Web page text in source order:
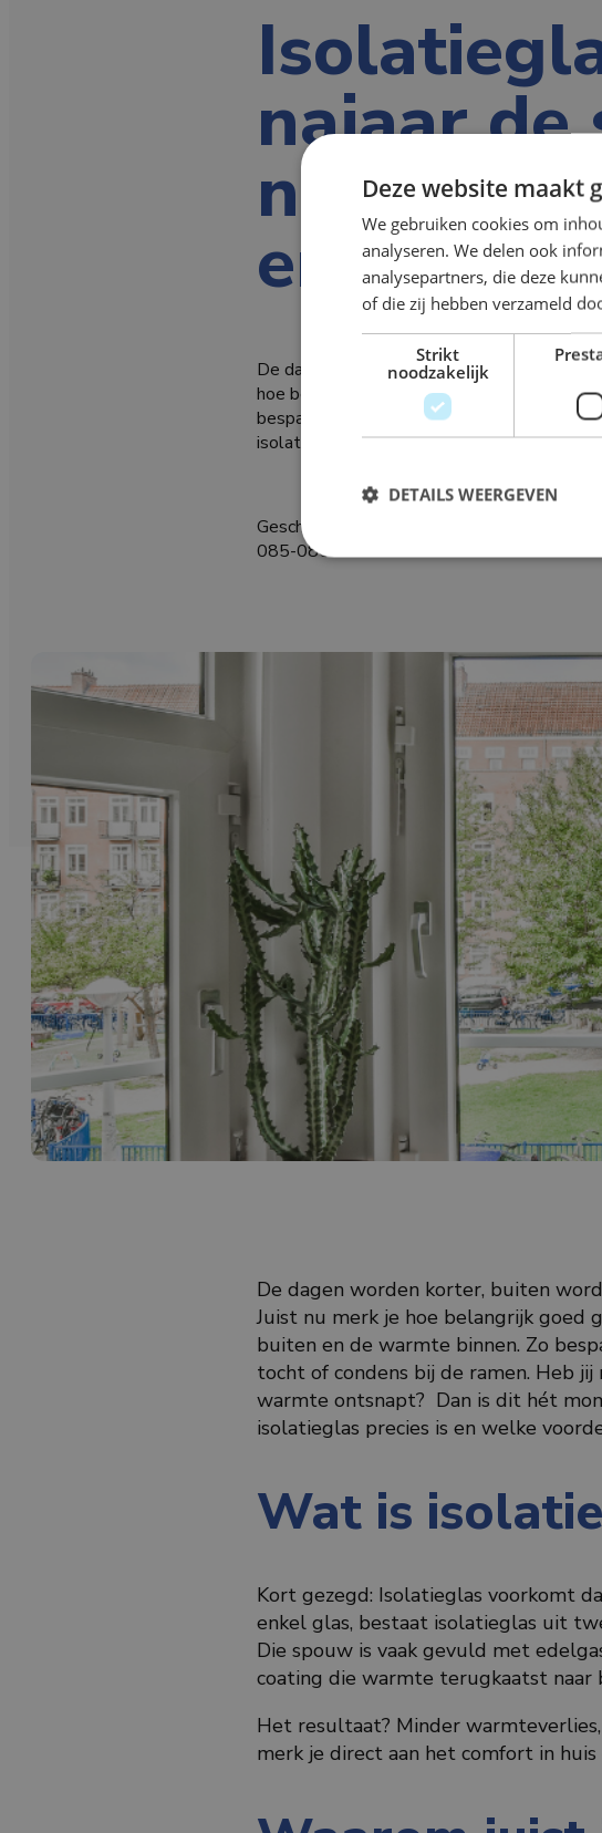
najaar
naar een
De dagen worden korter, buiten wordt het
hoe belangrijk goed geïsoleerde ramen
bespaar je energie, verhoog je het
isolatieglas en vermoed je dat er via je
Geschreven door:
085-0805772
De dagen worden korter, buiten
Juist nu merk je hoe belangrijk goed
buiten en de warmte binnen. Zo
tocht of condens bij de ramen. Heb
warmte ontsnapt? Dan is dit hét
isolatieglas precies is en welke
Wat is
Kort gezegd: Isolatieglas voorkomt
enkel glas, bestaat isolatieglas uit
Die spouw is vaak gevuld met
coating die warmte terugkaatst naar
Het resultaat? Minder
merk je direct aan het comfort in huis
Deze website maakt
We gebruiken cookies om
analyseren. We delen ook
analysepartners, die deze
of die zij hebben verzameld
Strikt
noodzakelijk
DETAILS WEERGEVEN